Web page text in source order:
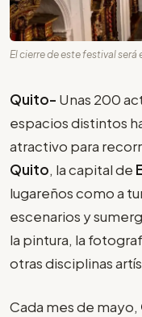
El cierre de este festival será
Quito- Unas 200
espacios distintos
atractivo para
Quito, la capital de
lugareños como a
escenarios y
la pintura, la
otras disciplinas
Cada mes de mayo,